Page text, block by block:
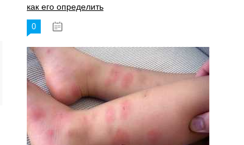
как его определить
0